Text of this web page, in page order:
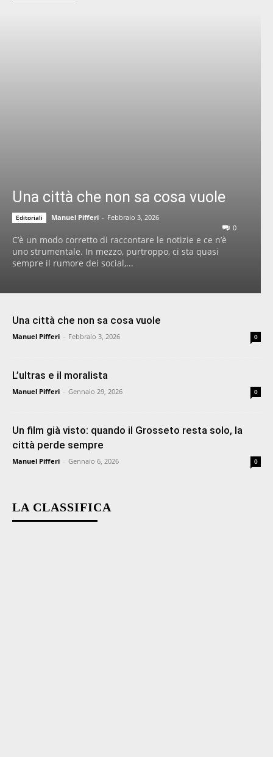
Una città che non sa cosa vuole
Editoriali Manuel Pifferi - Febbraio 3, 2026
0
C’è un modo corretto di raccontare le notizie e ce n’è
uno strumentale. In mezzo, purtroppo, ci sta quasi
sempre il rumore dei social,...
Una città che non sa cosa vuole
Manuel Pifferi - Febbraio 3, 2026 0
L’ultras e il moralista
Manuel Pifferi - Gennaio 29, 2026 0
Un film già visto: quando il Grosseto resta solo, la
città perde sempre
Manuel Pifferi - Gennaio 6, 2026 0
LA CLASSIFICA